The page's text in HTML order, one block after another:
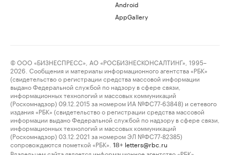
Android
AppGallery
© ООО «БИЗНЕСПРЕСС», АО «РОСБИЗНЕСКОНСАЛТИНГ», 1995–
2026. Сообщения и материалы информационного агентства «РБК»
(свидетельство о регистрации средства массовой информации
выдано Федеральной службой по надзору в сфере связи,
информационных технологий и массовых коммуникаций
(Роскомнадзор) 09.12.2015 за номером ИА №ФС77-63848) и сетевого
издания «РБК» (свидетельство о регистрации средства массовой
информации выдано Федеральной службой по надзору в сфере связи,
информационных технологий и массовых коммуникаций
(Роскомнадзор) 03.12.2021 за номером ЭЛ №ФС77-82385)
сопровождаются пометкой «РБК».
18+ letters@rbc.ru